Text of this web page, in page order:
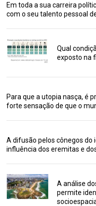
Em toda a sua carreira
com o seu talento pessoal
Qual
exposto na
Para que a utopia nasça, é
forte sensação de que o
A difusão pelos cônegos do
influência dos eremitas e
A análise
permite